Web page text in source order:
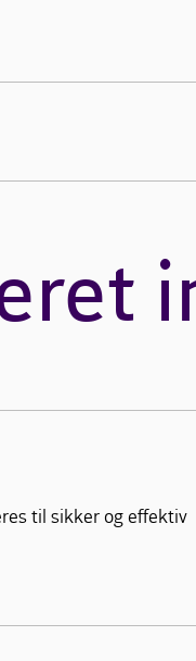
til sikker og effektiv